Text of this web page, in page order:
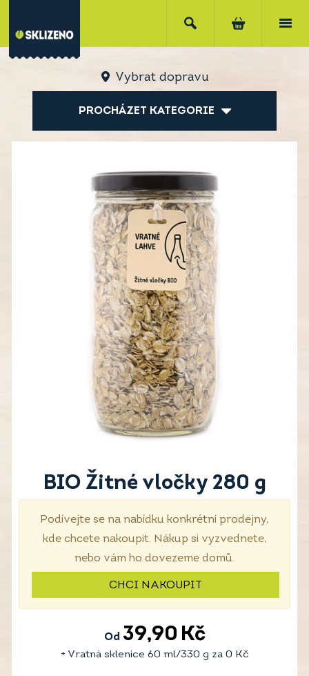
Vybrat dopravu
PROCHÁZET KATEGORIE
BIO Žitné vločky 280 g
Podívejte se na nabídku konkrétní prodejny,
kde chcete nakoupit. Nákup si vyzvednete,
nebo vám ho dovezeme domů.
CHCI NAKOUPIT
Od 39,90 Kč
+ Vratná sklenice 60 ml/330 g za 0 Kč